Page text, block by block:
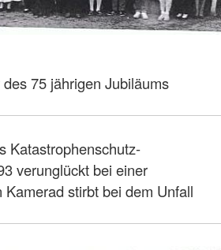
des 75 jährigen Jubiläums
Katastrophenschutz-
verunglückt bei einer
stirbt bei dem Unfall